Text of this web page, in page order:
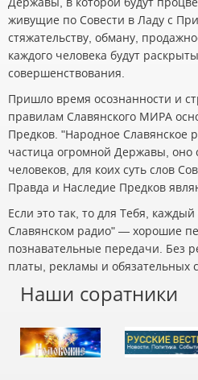
Державы, в которой будут
живущие по Совести в Ладу с
стяжательству, обману,
каждого человека будут
совершенствования.
Пришло время осознанности и
правилам Славянского МИРА
Предков. "Народное Славянское
частица огромной Державы, оно
человеков, для коих суть слов
Правда и Наследие Предков
Если это так, то для Тебя,
Славянском радио" — хорошие
познавательные передачи. Без
платы, рекламы и обязательных
Наши соратники